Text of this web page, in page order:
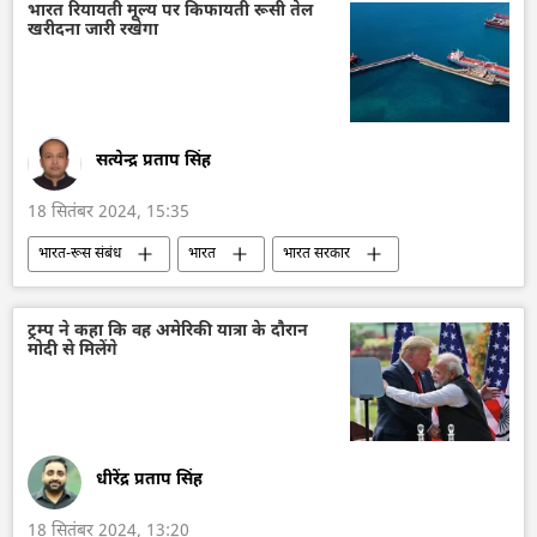
सामूहिक पश्चिम
सामाजिक मीडिया
चुनाव
एलन मस्क
भारत रियायती मूल्य पर किफायती रूसी तेल
खरीदना जारी रखेगा
सत्येन्द्र प्रताप सिंह
18 सितंबर 2024, 15:35
भारत-रूस संबंध भारत
भारत सरकार
भारत का विकास
रूस
रूस का विकास
तेल
तेल उत्पादन
तेल का आयात
ऊर्जा क्षेत्र
ट्रम्प ने कहा कि वह अमेरिकी यात्रा के दौरान
मोदी से मिलेंगे
धीरेंद्र प्रताप सिंह
18 सितंबर 2024, 13:20